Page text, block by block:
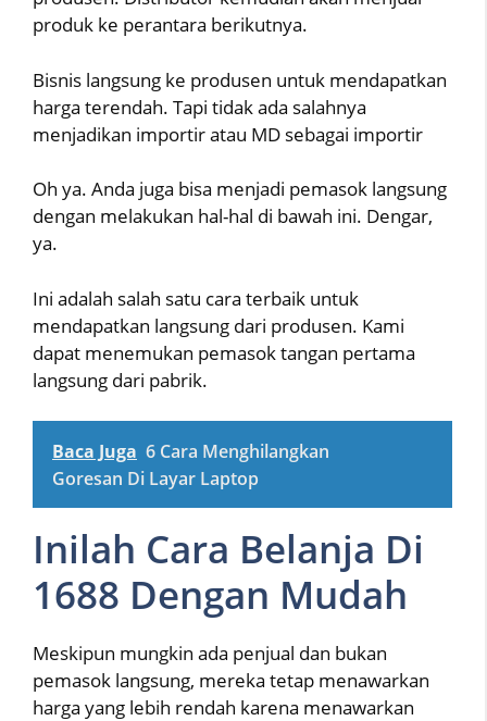
produk ke perantara berikutnya.
Bisnis langsung ke produsen untuk mendapatkan
harga terendah. Tapi tidak ada salahnya
menjadikan importir atau MD sebagai importir
Oh ya. Anda juga bisa menjadi pemasok langsung
dengan melakukan hal-hal di bawah ini. Dengar,
ya.
Ini adalah salah satu cara terbaik untuk
mendapatkan langsung dari produsen. Kami
dapat menemukan pemasok tangan pertama
langsung dari pabrik.
Baca Juga 6 Cara Menghilangkan
Goresan Di Layar Laptop
Inilah Cara Belanja Di
1688 Dengan Mudah
Meskipun mungkin ada penjual dan bukan
pemasok langsung, mereka tetap menawarkan
harga yang lebih rendah karena menawarkan